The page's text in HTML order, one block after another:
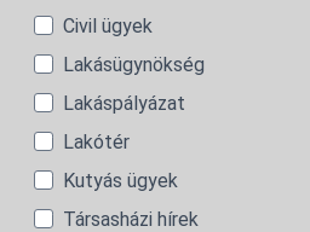
Civil ügyek
Lakásügynökség
Lakáspályázat
Lakótér
Kutyás ügyek
Társasházi hírek